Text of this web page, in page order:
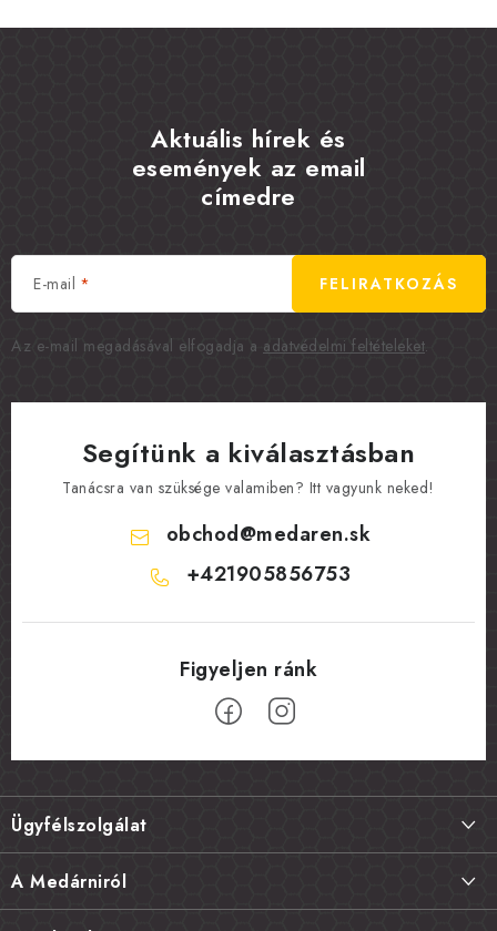
Aktuális hírek és
események az email
címedre
E-mail
Az e-mail megadásával elfogadja a adatvédelmi feltételeket.
FELIRATKOZÁS
Segítünk a kiválasztásban
Tanácsra van szüksége valamiben? Itt vagyunk neked!
obchod@medaren.sk
+421905856753
L
á
b
l
é
Ügyfélszolgálat
Termékek visszaküldése, csere és reklamációk
A Medárniról